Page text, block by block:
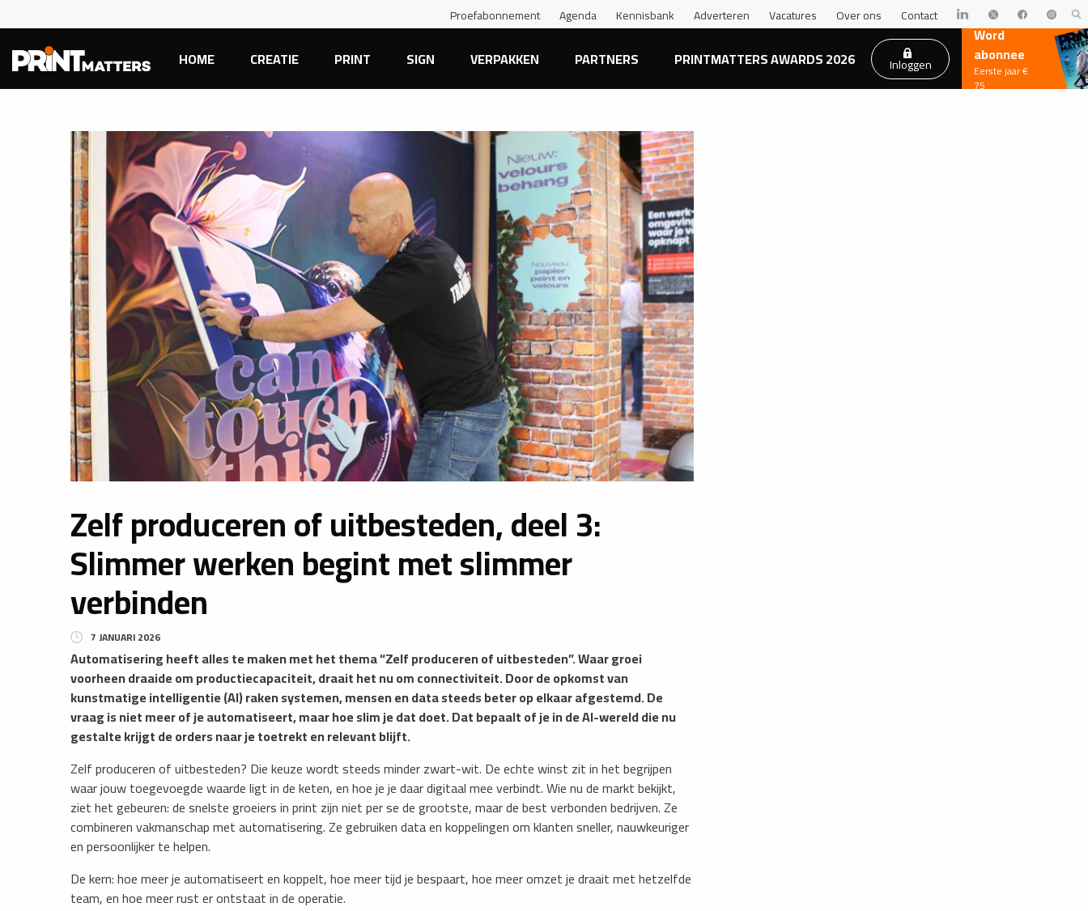
Proefabonnement Agenda Kennisbank Adverteren Vacatures Over ons Contact
HOME CREATIE PRINT SIGN VERPAKKEN PARTNERS PRINTMATTERS AWARDS 2026 Inloggen
Word
abonnee
Eerste jaar €
75
Zelf produceren of uitbesteden, deel 3:
Slimmer werken begint met slimmer
verbinden
7 JANUARI 2026
​Automatisering heeft alles te maken met het thema “Zelf produceren of uitbesteden”. Waar groei
voorheen draaide om productiecapaciteit, draait het nu om connectiviteit. Door de opkomst van
kunstmatige intelligentie (AI) raken systemen, mensen en data steeds beter op elkaar afgestemd. De
vraag is niet meer of je automatiseert, maar hoe slim je dat doet. Dat bepaalt of je in de AI-wereld die nu
gestalte krijgt de orders naar je toetrekt en relevant blijft.
​Zelf produceren of uitbesteden? Die keuze wordt steeds minder zwart-wit. De echte winst zit in het begrijpen
waar jouw toegevoegde waarde ligt in de keten, en hoe je je daar digitaal mee verbindt. Wie nu de markt bekijkt,
ziet het gebeuren: de snelste groeiers in print zijn niet per se de grootste, maar de best verbonden bedrijven. Ze
combineren vakmanschap met automatisering. Ze gebruiken data en koppelingen om klanten sneller, nauwkeuriger
en persoonlijker te helpen.
De kern: hoe meer je automatiseert en koppelt, hoe meer tijd je bespaart, hoe meer omzet je draait met hetzelfde
team, en hoe meer rust er ontstaat in de operatie.